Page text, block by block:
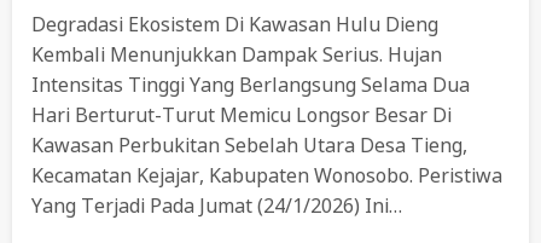
Degradasi Ekosistem Di Kawasan Hulu Dieng
Kembali Menunjukkan Dampak Serius. Hujan
Intensitas Tinggi Yang Berlangsung Selama Dua
Hari Berturut-Turut Memicu Longsor Besar Di
Kawasan Perbukitan Sebelah Utara Desa Tieng,
Kecamatan Kejajar, Kabupaten Wonosobo. Peristiwa
Yang Terjadi Pada Jumat (24/1/2026) Ini…